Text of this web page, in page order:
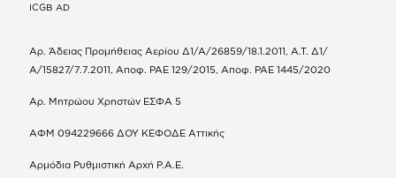
ICGB AD
Αρ. Άδειας Προμήθειας Αερίου Δ1/Α/26859/18.1.2011, Α.Τ. Δ1/
Α/15827/7.7.2011, Αποφ. ΡΑΕ 129/2015, Αποφ. ΡΑΕ 1445/2020
Αρ. Μητρώου Χρηστών ΕΣΦΑ 5
ΑΦΜ 094229666 ΔΟΥ ΚΕΦΟΔΕ Αττικής
Αρμόδια Ρυθμιστική Αρχή Ρ.Α.Ε.